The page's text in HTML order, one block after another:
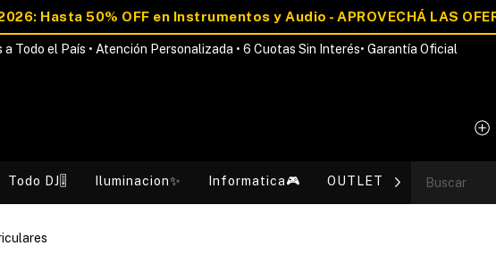
a Todo el País • Atención Personalizada • 6 Cuotas Sin Interés• Garantía Oficial
Todo DJ🎚️ Iluminacion✨ Informatica🎮 OUTLET💰 Blog